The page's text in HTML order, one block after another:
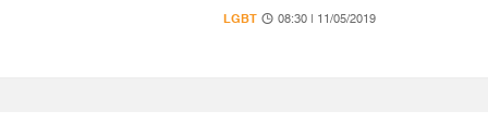
LGBT 08:30 | 11/05/2019